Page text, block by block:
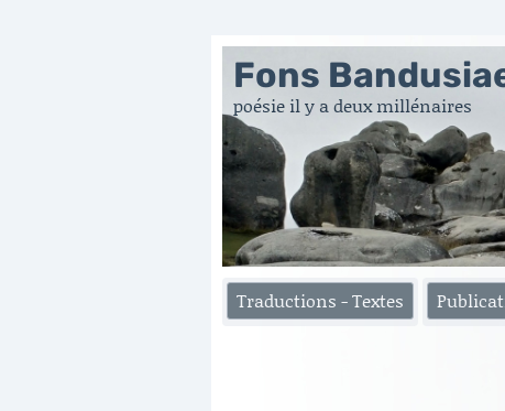
Fons
poésie il y a deux millénaires
Traductions - Textes